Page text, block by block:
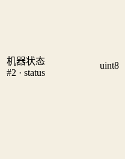
机器状态
#2 · status
uint8